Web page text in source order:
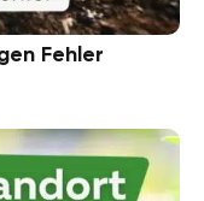
Fehler